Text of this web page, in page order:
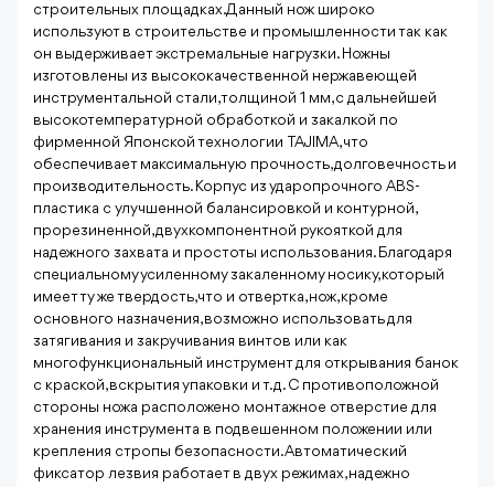
строительных площадках. Данный нож широко
используют в строительстве и промышленности так как
он выдерживает экстремальные нагрузки. Ножны
изготовлены из высококачественной нержавеющей
инструментальной стали, толщиной 1 мм, с дальнейшей
высокотемпературной обработкой и закалкой по
фирменной Японской технологии TAJIMA, что
обеспечивает максимальную прочность, долговечность и
производительность. Корпус из ударопрочного ABS-
пластика c улучшенной балансировкой и контурной,
прорезиненной, двухкомпонентной рукояткой для
надежного захвата и простоты использования. Благодаря
специальному усиленному закаленному носику, который
имеет ту же твердость, что и отвертка, нож, кроме
основного назначения, возможно использовать для
затягивания и закручивания винтов или как
многофункциональный инструмент для открывания банок
с краской, вскрытия упаковки и т.д. С противоположной
стороны ножа расположено монтажное отверстие для
хранения инструмента в подвешенном положении или
крепления стропы безопасности. Автоматический
фиксатор лезвия работает в двух режимах, надежно